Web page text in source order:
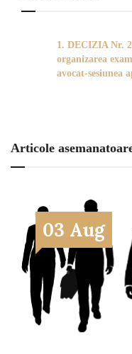
1. DECIZIA Nr.
organizarea
avocat-sesiunea
Articole
03 Aug